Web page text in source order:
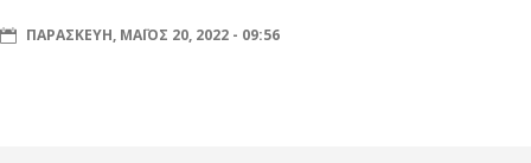
ΠΑΡΑΣΚΕΥΉ, ΜΆΙΟΣ 20, 2022 - 09:56